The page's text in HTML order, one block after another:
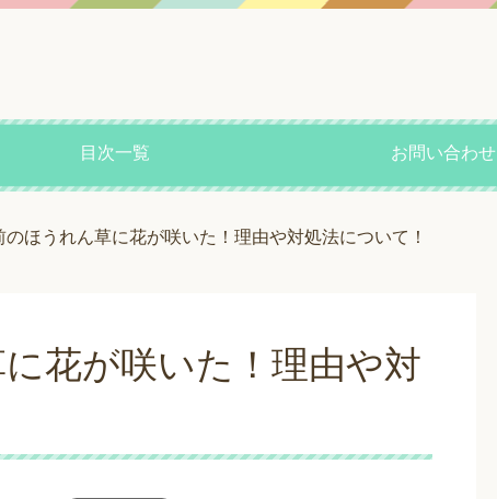
目次一覧 お問い合わせ
のほうれん草に花が咲いた！理由や対処法について！
花が咲いた！理由や対